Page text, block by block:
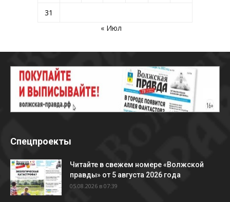
31
« Июл
Спецпроекты
Читайте в свежем номере «Волжской
правды» от 5 августа 2026 года
05.08.2026 в 07:39